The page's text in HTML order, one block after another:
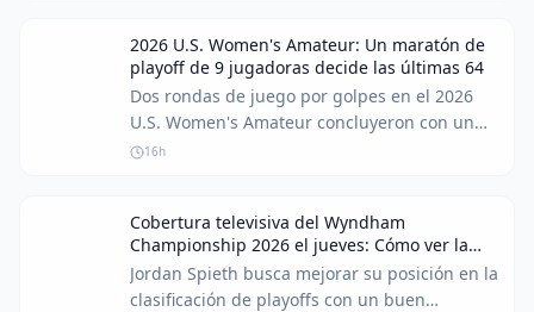
necesitando una actuación sólida para
ascender al top 70 y asegurar su lugar en los
playoffs.
2026 U.S. Women's Amateur: Un maratón de
playoff de 9 jugadoras decide las últimas 64
Dos rondas de juego por golpes en el 2026
U.S. Women's Amateur concluyeron con un
dramático playoff por los últimos puestos en
playoff sin precedentes de 9 jugadoras por
las últimas dos plazas en el campo de 64
participantes.
16h
Cobertura televisiva del Wyndham
Championship 2026 el jueves: Cómo ver la
primera ronda
Jordan Spieth busca mejorar su posición en la
clasificación de playoffs con un buen